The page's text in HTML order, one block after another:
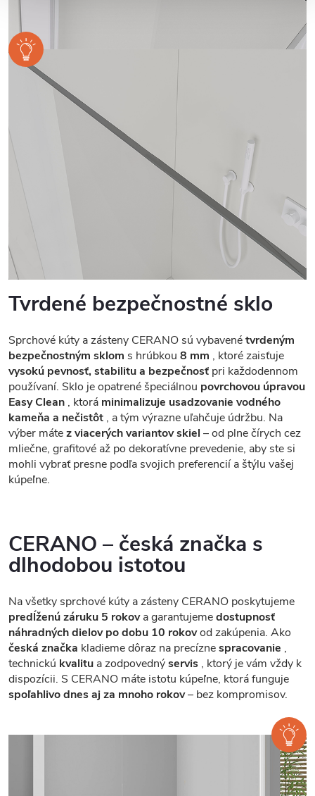
Tvrdené bezpečnostné sklo
Sprchové kúty a zásteny CERANO sú vybavenétvrdeným
bezpečnostným sklom s hrúbkou 8 mm , ktoré zaisťuje
vysokú pevnosť, stabilitu a bezpečnosť pri každodennom
používaní. Sklo je opatrené špeciálnou povrchovou úpravou
Easy Clean , ktorá minimalizuje usadzovanie vodného
kameňa a nečistôt , a tým výrazne uľahčuje údržbu. Na
výber mátez viacerých variantov skiel – od plne čírych cez
mliečne, grafitové až po dekoratívne prevedenie, aby ste si
mohli vybrať presne podľa svojich preferencií a štýlu vašej
kúpeľne.
CERANO – česká značka s
dlhodobou istotou
Na všetky sprchové kúty a zásteny CERANO poskytujeme
predĺženú záruku 5 rokova garantujemedostupnosť
náhradných dielov po dobu 10 rokovod zakúpenia. Ako
česká značka kladieme dôraz na precíznespracovanie ,
technickú kvalitu a zodpovednýservis , ktorý je vám vždy k
dispozícii. S CERANO máte istotu kúpeľne, ktorá funguje
spoľahlivo dnes aj za mnoho rokov– bez kompromisov.